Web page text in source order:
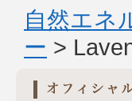
自然エネ
ー >